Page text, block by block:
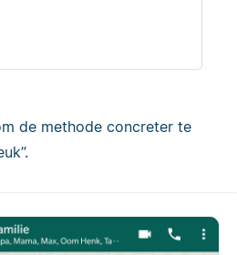
de methode concreter te